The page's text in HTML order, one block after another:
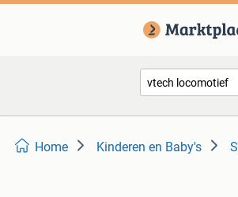
Home Kinderen en Baby's